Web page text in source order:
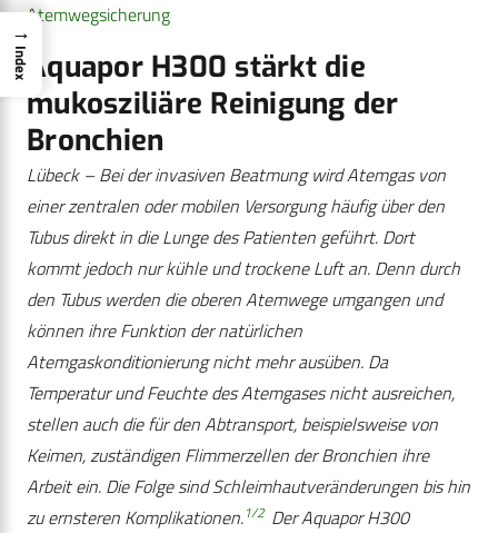
Atemwegsicherung
Aquapor H300 stärkt die
mukosziliäre Reinigung der
Bronchien
Lübeck – Bei der invasiven Beatmung wird Atemgas von
einer zentralen oder mobilen Versorgung häufig über den
Tubus direkt in die Lunge des Patienten geführt. Dort
kommt jedoch nur kühle und trockene Luft an. Denn durch
den Tubus werden die oberen Atemwege umgangen und
können ihre Funktion der natürlichen
Atemgaskonditionierung nicht mehr ausüben. Da
Temperatur und Feuchte des Atemgases nicht ausreichen,
stellen auch die für den Abtransport, beispielsweise von
Keimen, zuständigen Flimmerzellen der Bronchien ihre
Arbeit ein. Die Folge sind Schleimhautveränderungen bis hin
zu ernsteren Komplikationen.1/2 Der Aquapor H300
→
Index